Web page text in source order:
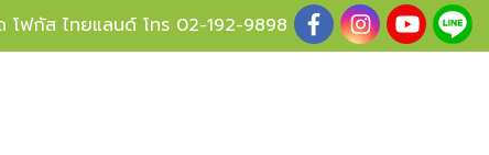
โฟกัส ไทยแลนด์ โทร 02-192-9898